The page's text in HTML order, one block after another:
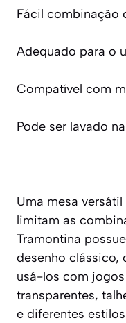
Fácil combinação
Adequado para o
Compatível com
Pode ser lavado
Uma mesa
limitam as
Tramontina
desenho clássico,
usá-los com
transparentes,
e diferentes